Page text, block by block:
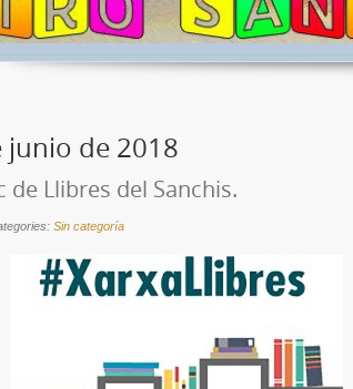
junio de 2018
Llibres del Sanchis.
Sin categoría